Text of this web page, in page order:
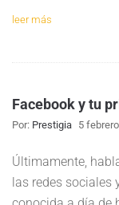
leer más
Facebook y tu
Por: Prestigia 5
Últimamente,
las redes sociales